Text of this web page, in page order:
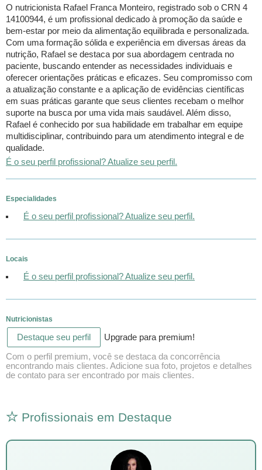
O nutricionista Rafael Franca Monteiro, registrado sob o CRN 4
14100944, é um profissional dedicado à promoção da saúde e
bem-estar por meio da alimentação equilibrada e personalizada.
Com uma formação sólida e experiência em diversas áreas da
nutrição, Rafael se destaca por sua abordagem centrada no
paciente, buscando entender as necessidades individuais e
oferecer orientações práticas e eficazes. Seu compromisso com
a atualização constante e a aplicação de evidências científicas
em suas práticas garante que seus clientes recebam o melhor
suporte na busca por uma vida mais saudável. Além disso,
Rafael é conhecido por sua habilidade em trabalhar em equipe
multidisciplinar, contribuindo para um atendimento integral e de
qualidade.
É o seu perfil profissional? Atualize seu perfil.
Especialidades
É o seu perfil profissional? Atualize seu perfil.
Locais
É o seu perfil profissional? Atualize seu perfil.
Nutricionistas
Destaque seu perfil Upgrade para premium!
Com o perfil premium, você se destaca da concorrência
encontrando mais clientes. Adicione sua foto, projetos e detalhes
de contato para ser encontrado por mais clientes.
Profissionais em Destaque